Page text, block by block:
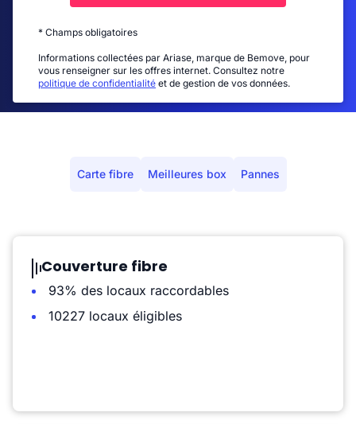
* Champs obligatoires
Informations collectées par Ariase, marque de Bemove, pour
vous renseigner sur les offres internet. Consultez notre
politique de confidentialité et de gestion de vos données.
Carte fibre Meilleures box Pannes
Couverture fibre
93% des locaux raccordables
10227 locaux éligibles